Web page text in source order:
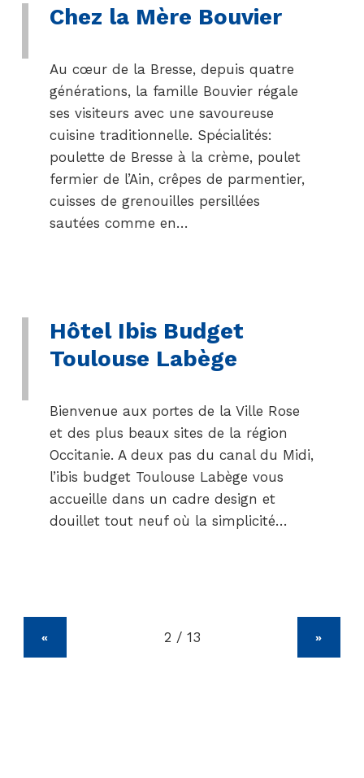
Chez la Mère Bouvier
Au cœur de la Bresse, depuis quatre
générations, la famille Bouvier régale
ses visiteurs avec une savoureuse
cuisine traditionnelle. Spécialités:
poulette de Bresse à la crème, poulet
fermier de l’Ain, crêpes de parmentier,
cuisses de grenouilles persillées
sautées comme en…
Hôtel Ibis Budget
Toulouse Labège
Bienvenue aux portes de la Ville Rose
et des plus beaux sites de la région
Occitanie. A deux pas du canal du Midi,
l’ibis budget Toulouse Labège vous
accueille dans un cadre design et
douillet tout neuf où la simplicité…
« »